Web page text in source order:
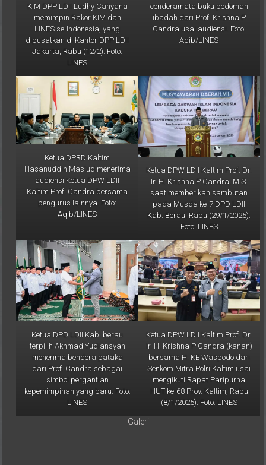
KIM DPP LDII Ludhy Cahyana
memimpin Rakor KIM dan
LINES se-Indonesia, yang
dipusatkan di Kantor DPP LDII
Jakarta, Rabu (12/2). Foto:
LINES
cenderamata buku pedoman
ibadah dari Prof. Krishna P
Candra usai audiensi. Foto:
Aqib/LINES
Ketua DPRD Kaltim
Hasanuddin Mas'ud menerima
audiensi Ketua DPW LDII
Kaltim Prof. Candra bersama
pengurus lainnya. Foto:
Aqib/LINES
Ketua DPW LDII Kaltim Prof. Dr.
Ir. H. Krishna P Candra, M.S.
saat memberikan sambutan
pada Musda ke-7 DPD LDII
Kab. Berau, Rabu (29/1/2025).
Foto: LINES
Ketua DPD LDII Kab. berau
terpilih Akhmad Yudiansyah
menerima bendera pataka
dari Prof. Candra sebagai
simbol pergantian
kepemimpinan yang baru. Foto:
LINES
Ketua DPW LDII Kaltim Prof. Dr.
Ir. H. Krishna P Candra (kanan)
bersama H. KE Waspodo dari
Senkom Mitra Polri Kaltim usai
mengikuti Rapat Paripurna
HUT ke-68 Prov. Kaltim, Rabu
(8/1/2025). Foto: LINES
Galeri